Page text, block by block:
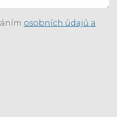
osobních údajů a